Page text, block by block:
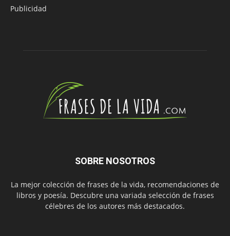
Publicidad
SOBRE NOSOTROS
La mejor colección de frases de la vida, recomendaciones de
libros y poesía. Descubre una variada selección de frases
célebres de los autores más destacados.